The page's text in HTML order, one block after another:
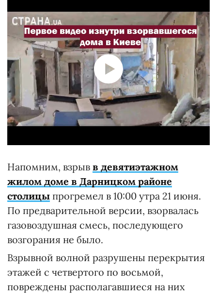
Напомним, взрыв в девятиэтажном
жилом доме в Дарницком районе
столицы прогремел в 10:00 утра 21 июня.
По предварительной версии, взорвалась
газовоздушная смесь, последующего
возгорания не было.
Взрывной волной разрушены перекрытия
этажей с четвертого по восьмой,
повреждены располагавшиеся на них